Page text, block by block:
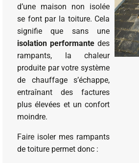
d’une maison non isolée
se font par la toiture. Cela
signifie que sans une
isolation performante des
rampants, la chaleur
produite par votre système
de chauffage s’échappe,
entraînant des factures
plus élevées et un confort
moindre.
Faire isoler mes rampants
de toiture permet donc :